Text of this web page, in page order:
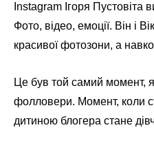
Instagram Ігоря Пустовіта
Фото, відео, емоції. Він і
красивої фотозони, а
Це був той самий момент,
фолловери. Момент, коли
дитиною блогера стане